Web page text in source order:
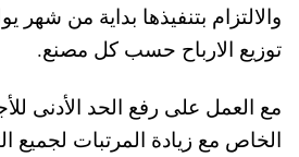
توزيع الارباح حسب كل مصنع.
مع العمل على رفع الحد الأدنى
الخاص مع زيادة المرتبات